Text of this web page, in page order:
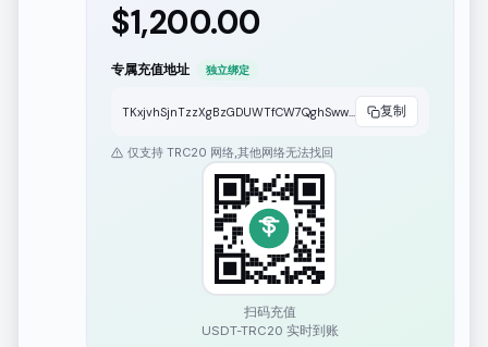
$1,200.00
专属充值地址 独立绑定
复制
仅支持 TRC20 网络,其他网络无法找回
扫码充值
USDT-TRC20 实时到账